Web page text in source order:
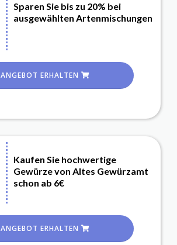
Sparen Sie bis zu 20% bei
ausgewählten Artenmischungen
ANGEBOT ERHALTEN
Kaufen Sie hochwertige
Gewürze von Altes Gewürzamt
schon ab 6€
ANGEBOT ERHALTEN